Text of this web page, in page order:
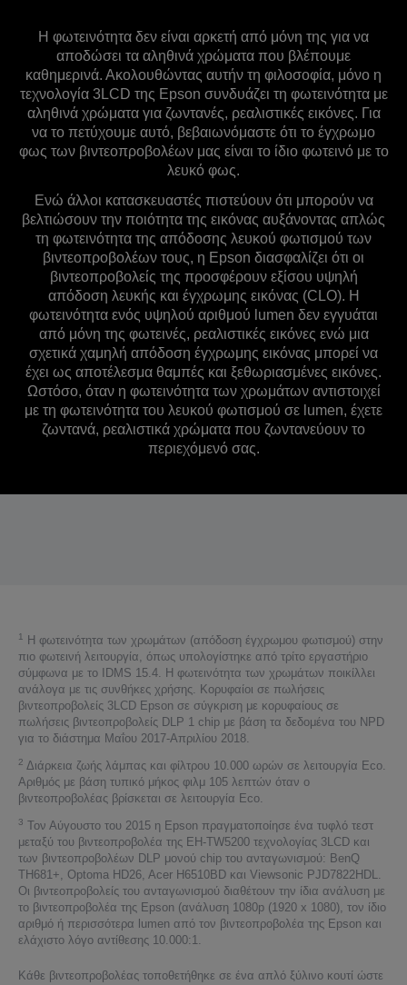
Η φωτεινότητα δεν είναι αρκετή από μόνη της για να
αποδώσει τα αληθινά χρώματα που βλέπουμε
καθημερινά. Ακολουθώντας αυτήν τη φιλοσοφία, μόνο η
τεχνολογία 3LCD της Epson συνδυάζει τη φωτεινότητα με
αληθινά χρώματα για ζωντανές, ρεαλιστικές εικόνες. Για
να το πετύχουμε αυτό, βεβαιωνόμαστε ότι το έγχρωμο
φως των βιντεοπροβολέων μας είναι το ίδιο φωτεινό με το
λευκό φως.
Ενώ άλλοι κατασκευαστές πιστεύουν ότι μπορούν να
βελτιώσουν την ποιότητα της εικόνας αυξάνοντας απλώς
τη φωτεινότητα της απόδοσης λευκού φωτισμού των
βιντεοπροβολέων τους, η Epson διασφαλίζει ότι οι
βιντεοπροβολείς της προσφέρουν εξίσου υψηλή
απόδοση λευκής και έγχρωμης εικόνας (CLO). Η
φωτεινότητα ενός υψηλού αριθμού lumen δεν εγγυάται
από μόνη της φωτεινές, ρεαλιστικές εικόνες ενώ μια
σχετικά χαμηλή απόδοση έγχρωμης εικόνας μπορεί να
έχει ως αποτέλεσμα θαμπές και ξεθωριασμένες εικόνες.
Ωστόσο, όταν η φωτεινότητα των χρωμάτων αντιστοιχεί
με τη φωτεινότητα του λευκού φωτισμού σε lumen, έχετε
ζωντανά, ρεαλιστικά χρώματα που ζωντανεύουν το
περιεχόμενό σας.
1
Η φωτεινότητα των χρωμάτων (απόδοση έγχρωμου φωτισμού) στην
πιο φωτεινή λειτουργία, όπως υπολογίστηκε από τρίτο εργαστήριο
σύμφωνα με το IDMS 15.4. Η φωτεινότητα των χρωμάτων ποικίλλει
ανάλογα με τις συνθήκες χρήσης. Κορυφαίοι σε πωλήσεις
βιντεοπροβολείς 3LCD Epson σε σύγκριση με κορυφαίους σε
πωλήσεις βιντεοπροβολείς DLP 1 chip με βάση τα δεδομένα του NPD
για το διάστημα Μαΐου 2017-Απριλίου 2018.
2 Διάρκεια ζωής λάμπας και φίλτρου 10.000 ωρών σε λειτουργία Eco.
Αριθμός με βάση τυπικό μήκος φιλμ 105 λεπτών όταν ο
βιντεοπροβολέας βρίσκεται σε λειτουργία Eco.
3 Τον Αύγουστο του 2015 η Epson πραγματοποίησε ένα τυφλό τεστ
μεταξύ του βιντεοπροβολέα της EH-TW5200 τεχνολογίας 3LCD και
των βιντεοπροβολέων DLP μονού chip του ανταγωνισμού: BenQ
TH681+, Optoma HD26, Acer H6510BD και Viewsonic PJD7822HDL.
Οι βιντεοπροβολείς του ανταγωνισμού διαθέτουν την ίδια ανάλυση με
το βιντεοπροβολέα της Epson (ανάλυση 1080p (1920 x 1080), τον ίδιο
αριθμό ή περισσότερα lumen από τον βιντεοπροβολέα της Epson και
ελάχιστο λόγο αντίθεσης 10.000:1.
Κάθε βιντεοπροβολέας τοποθετήθηκε σε ένα απλό ξύλινο κουτί ώστε